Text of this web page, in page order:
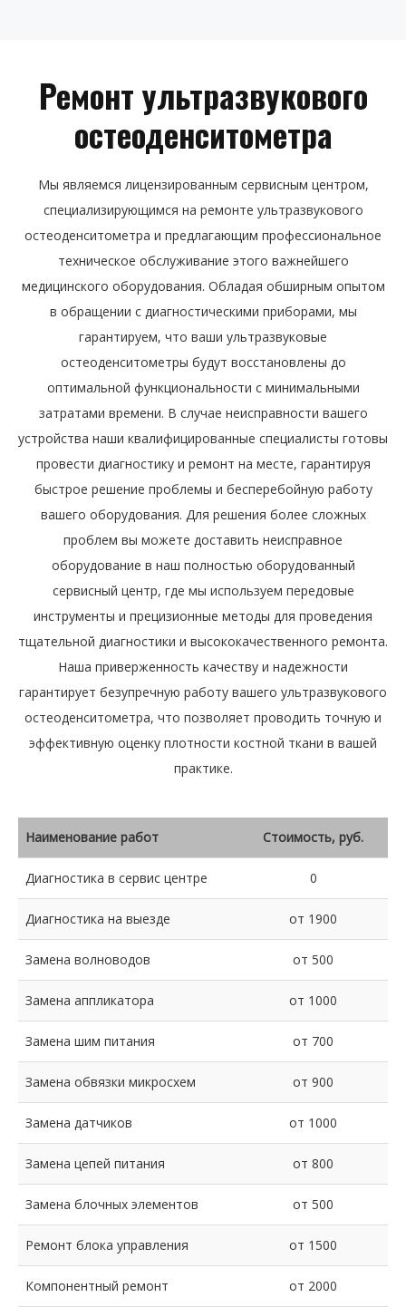
Ремонт ультразвукового
остеоденситометра
Мы являемся лицензированным сервисным центром,
специализирующимся на ремонте ультразвукового
остеоденситометра и предлагающим профессиональное
техническое обслуживание этого важнейшего
медицинского оборудования. Обладая обширным опытом
в обращении с диагностическими приборами, мы
гарантируем, что ваши ультразвуковые
остеоденситометры будут восстановлены до
оптимальной функциональности с минимальными
затратами времени. В случае неисправности вашего
устройства наши квалифицированные специалисты готовы
провести диагностику и ремонт на месте, гарантируя
быстрое решение проблемы и бесперебойную работу
вашего оборудования. Для решения более сложных
проблем вы можете доставить неисправное
оборудование в наш полностью оборудованный
сервисный центр, где мы используем передовые
инструменты и прецизионные методы для проведения
тщательной диагностики и высококачественного ремонта.
Наша приверженность качеству и надежности
гарантирует безупречную работу вашего ультразвукового
остеоденситометра, что позволяет проводить точную и
эффективную оценку плотности костной ткани в вашей
практике.
Наименование работ Стоимость, руб.
Диагностика в сервис центре 0
Диагностика на выезде от 1900
Замена волноводов от 500
Замена аппликатора от 1000
Замена шим питания от 700
Замена обвязки микросхем от 900
Замена датчиков от 1000
Замена цепей питания от 800
Замена блочных элементов от 500
Ремонт блока управления от 1500
Компонентный ремонт от 2000